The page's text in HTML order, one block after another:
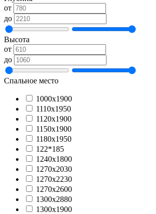
от
до
Высота
от
до
Спальное место
1000х1900
1110х1950
1120х1900
1150х1900
1180х1950
122*185
1240х1800
1270х2030
1270х2230
1270х2600
1300x2880
1300х1900